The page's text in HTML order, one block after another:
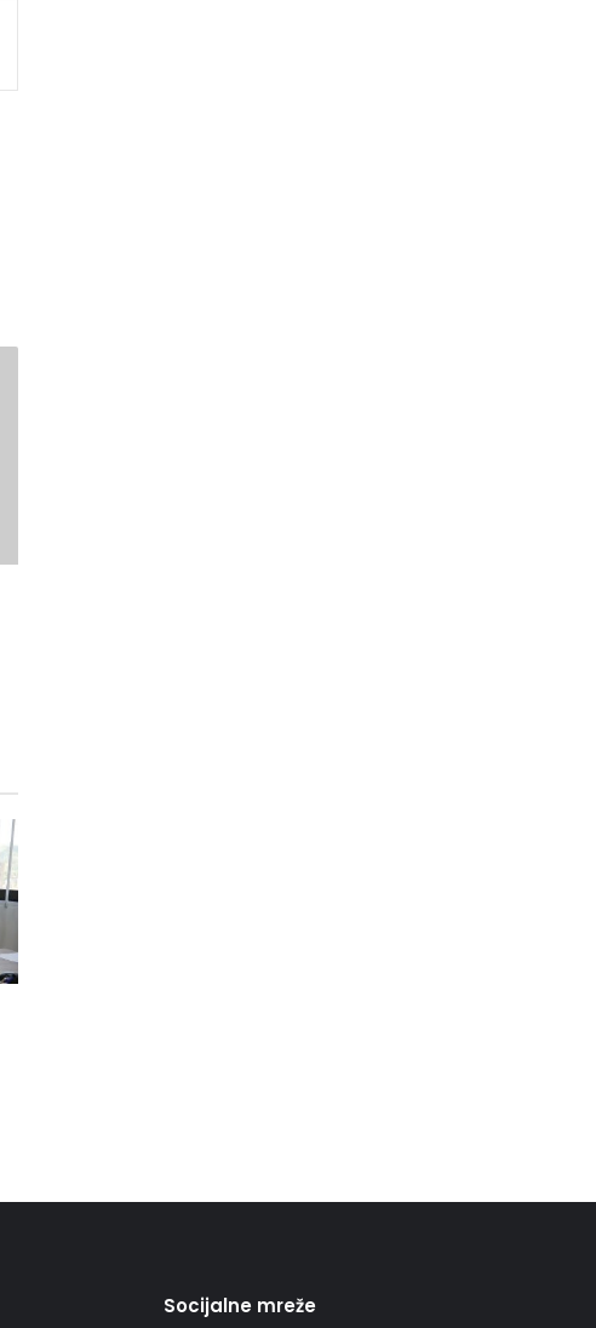
Socijalne mreže